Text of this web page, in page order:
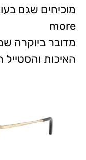
more
מדובר ביוקרה
האיכות והסטייל